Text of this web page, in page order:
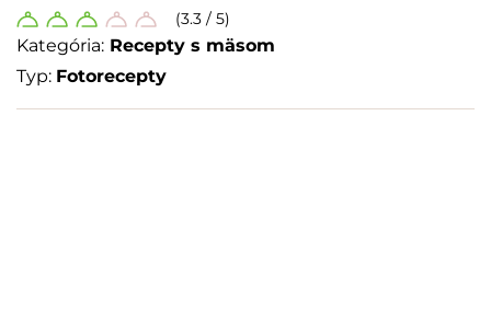
(3.3 / 5)
Kategória: Recepty s mäsom
Typ: Fotorecepty